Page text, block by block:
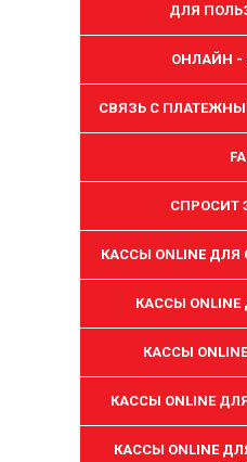
ДЛЯ
ОНЛАЙН -
СВЯЗЬ С
СПРОСИТ
КАССЫ ONLINE
КАССЫ
КАССЫ
КАССЫ ONLINE
КАССЫ ONLINE